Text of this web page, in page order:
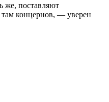
же, поставляют
концернов, — уверен